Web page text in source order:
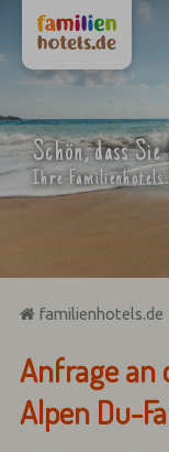
Schön, dass Sie
Ihre
familienhotels.de
Anfrage an
Alpen Du-